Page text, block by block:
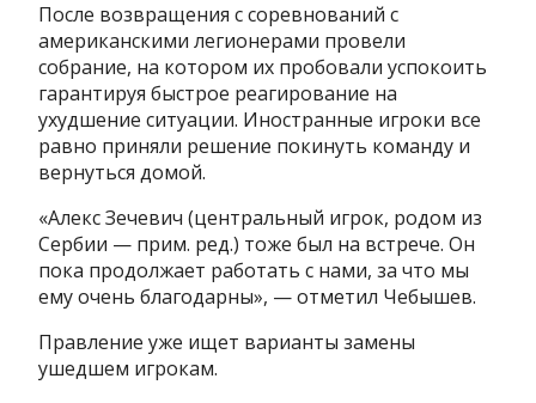
После возвращения с соревнований с
американскими легионерами провели
собрание, на котором их пробовали успокоить
гарантируя быстрое реагирование на
ухудшение ситуации. Иностранные игроки все
равно приняли решение покинуть команду и
вернуться домой.
«Алекс Зечевич (центральный игрок, родом из
Сербии — прим. ред.) тоже был на встрече. Он
пока продолжает работать с нами, за что мы
ему очень благодарны», — отметил Чебышев.
Правление уже ищет варианты замены
ушедшем игрокам.